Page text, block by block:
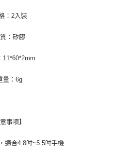
)免運費
：2入裝
質：矽膠
11*60*2mm
量：6g
事項】
適合4.8吋~5.5吋手機